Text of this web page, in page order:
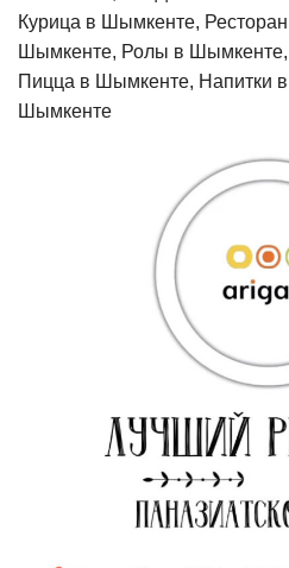
Курица в Шымкенте,
Шымкенте, Ролы в
Пицца в Шымкенте, Напитки
Шымкенте